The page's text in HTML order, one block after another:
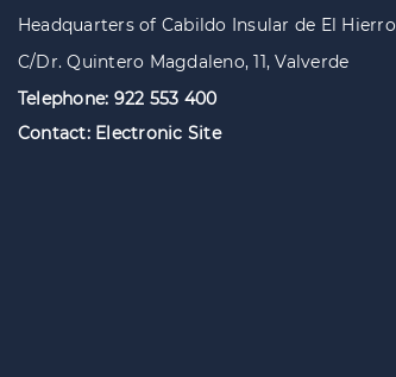
Headquarters of Cabildo Insular de El Hierro
C/Dr. Quintero Magdaleno, 11, Valverde
Telephone: 922 553 400
Contact: Electronic Site